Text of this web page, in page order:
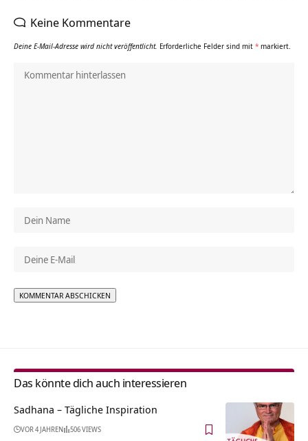
Keine Kommentare
Deine E-Mail-Adresse wird nicht veröffentlicht. Erforderliche Felder sind mit * markiert.
Das könnte dich auch interessieren
Sadhana – Tägliche Inspiration
VOR 4 JAHREN 506 VIEWS